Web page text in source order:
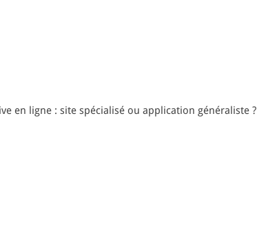
en ligne : site spécialisé ou application généraliste ?